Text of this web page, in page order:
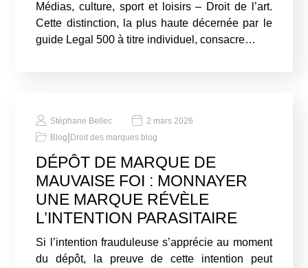
Médias, culture, sport et loisirs – Droit de l’art.
Cette distinction, la plus haute décernée par le
guide Legal 500 à titre individuel, consacre…
Stéphane Bellec
2 mars 2026
Blog Droit des marques blog
DÉPÔT DE MARQUE DE
MAUVAISE FOI : MONNAYER
UNE MARQUE RÉVÈLE
L’INTENTION PARASITAIRE
Si l’intention frauduleuse s’apprécie au moment
du dépôt, la preuve de cette intention peut